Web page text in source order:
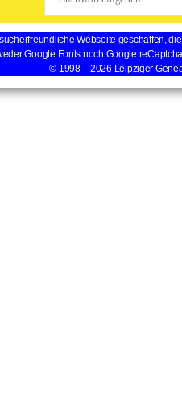
Webseite geschaffen,
Google Fonts noch Google
© 1998 – 2026 Leipziger